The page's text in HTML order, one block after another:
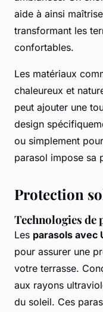
aide à ainsi
transformant les
confortables.
Les matériaux
chaleureux et
peut ajouter une
design
ou simplement
parasol impose sa
Protection
Technologies de
Les parasols avec
pour assurer une
votre terrasse.
aux rayons
du soleil. Ces